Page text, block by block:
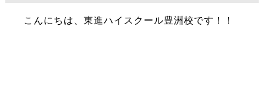
こんにちは、東進ハイスクール豊洲校です！！